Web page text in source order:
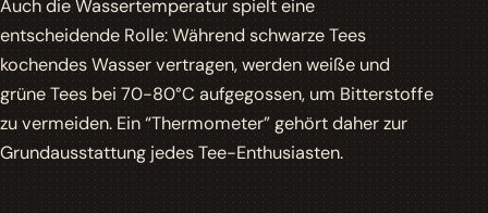
Auch die Wassertemperatur spielt eine
entscheidende Rolle: Während schwarze Tees
kochendes Wasser vertragen, werden weiße und
grüne Tees bei 70-80°C aufgegossen, um Bitterstoffe
zu vermeiden. Ein“Thermometer”gehört daher zur
Grundausstattung jedes Tee-Enthusiasten.